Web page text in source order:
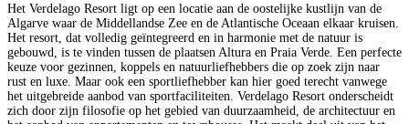
Het Verdelago Resort ligt op een locatie aan de oostelijke kustlijn van de
Algarve waar de Middellandse Zee en de Atlantische Oceaan elkaar kruisen.
Het resort, dat volledig geïntegreerd en in harmonie met de natuur is
gebouwd, is te vinden tussen de plaatsen Altura en Praia Verde. Een perfecte
keuze voor gezinnen, koppels en natuurliefhebbers die op zoek zijn naar
rust en luxe. Maar ook een sportliefhebber kan hier goed terecht vanwege
het uitgebreide aanbod van sportfaciliteiten. Verdelago Resort onderscheidt
zich door zijn filosofie op het gebied van duurzaamheid, de architectuur en